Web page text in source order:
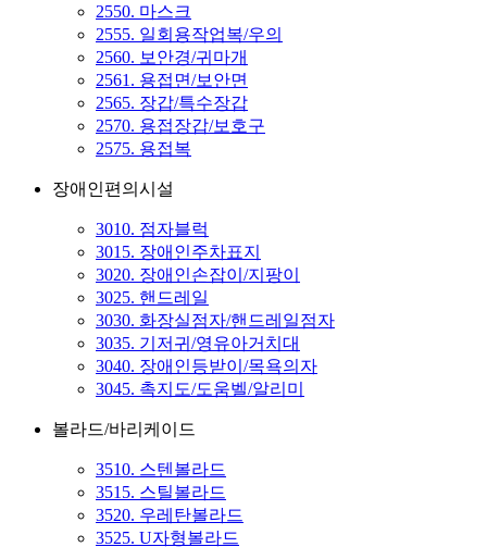
2550. 마스크
2555. 일회용작업복/우의
2560. 보안경/귀마개
2561. 용접면/보안면
2565. 장갑/특수장갑
2570. 용접장갑/보호구
2575. 용접복
장애인편의시설
3010. 점자블럭
3015. 장애인주차표지
3020. 장애인손잡이/지팡이
3025. 핸드레일
3030. 화장실점자/핸드레일점자
3035. 기저귀/영유아거치대
3040. 장애인등받이/목욕의자
3045. 촉지도/도움벨/알리미
볼라드/바리케이드
3510. 스텐볼라드
3515. 스틸볼라드
3520. 우레탄볼라드
3525. U자형볼라드